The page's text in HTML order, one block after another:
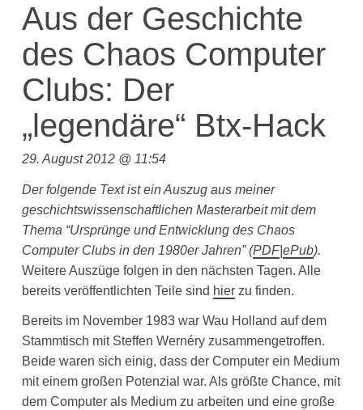
Aus der Geschichte
des Chaos Computer
Clubs: Der
„legendäre“ Btx-Hack
29. August 2012 @ 11:54
Der folgende Text ist ein Auszug aus meiner
geschichtswissenschaftlichen Masterarbeit mit dem
Thema “Ursprünge und Entwicklung des Chaos
Computer Clubs in den 1980er Jahren”(PDF|ePub).
Weitere Auszüge folgen in den nächsten Tagen. Alle
bereits veröffentlichten Teile sind hierzu finden.
Bereits im November 1983 war Wau Holland auf dem
Stammtisch mit Steffen Wernéry zusammengetroffen.
Beide waren sich einig, dass der Computer ein Medium
mit einem großen Potenzial war. Als größte Chance, mit
dem Computer als Medium zu arbeiten und eine große